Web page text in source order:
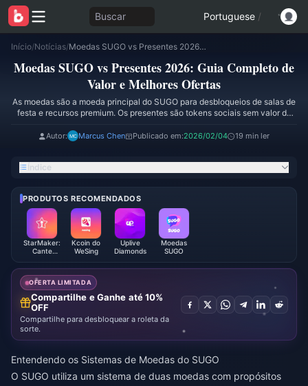
Buscar Portuguese /
Início/Notícias/ Moedas SUGO vs Presentes 2026: Guia Completo de Valor e Melhores Ofertas
Moedas SUGO vs Presentes 2026: Guia Completo de
Valor e Melhores Ofertas
As moedas são a moeda principal do SUGO para desbloqueios de salas de
festa e recursos premium. Os presentes são tokens sociais sem valor de
por USD, com multiplicadores regionais de até 4x. Hospedagens de Nível
Autor: Marcus Chen Publicado em:2026/02/04 19 min ler
Índice
PRODUTOS RECOMENDADOS
StarMaker:
Cante
com Moedas
Kcoin do
WeSing
Uplive
Diamonds
Moedas
SUGO
OFERTA LIMITADA
Compartilhe e Ganhe até 10%
OFF
Compartilhe para desbloquear a roleta da
sorte.
Entendendo os Sistemas de Moedas do SUGO
O SUGO utiliza um sistema de duas moedas com propósitos